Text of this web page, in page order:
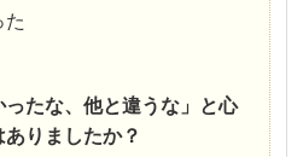
た
たな、他と違うな」と心
りましたか？